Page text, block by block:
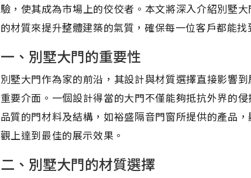
驗，使其成為市場上的佼佼者。本文將深入介紹別墅
的材質來提升整體建築的氣質，確保每一位客戶都能
一、別墅大門的重要性
別墅大門作為家的前沿，其設計與材質選擇直接影響
重要介面。一個設計得當的大門不僅能夠抵抗外界的
品質的門材料及結構，如裕盛隔音門窗所提供的產品
觀上達到最佳的展示效果。
二、別墅大門的材質選擇